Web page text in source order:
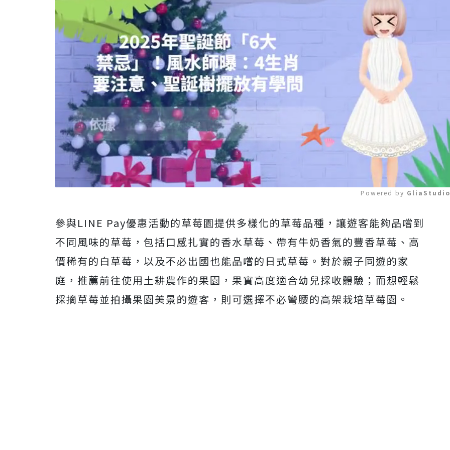
Mute
Powered by
參與LINE Pay優惠活動的草莓園提供多樣化的草莓品種，讓遊客能夠品嚐到
不同風味的草莓，包括口感扎實的香水草莓、帶有牛奶香氣的豐香草莓、高
價稀有的白草莓，以及不必出國也能品嚐的日式草莓。對於親子同遊的家
庭，推薦前往使用土耕農作的果園，果實高度適合幼兒採收體驗；而想輕鬆
採摘草莓並拍攝果園美景的遊客，則可選擇不必彎腰的高架栽培草莓園。